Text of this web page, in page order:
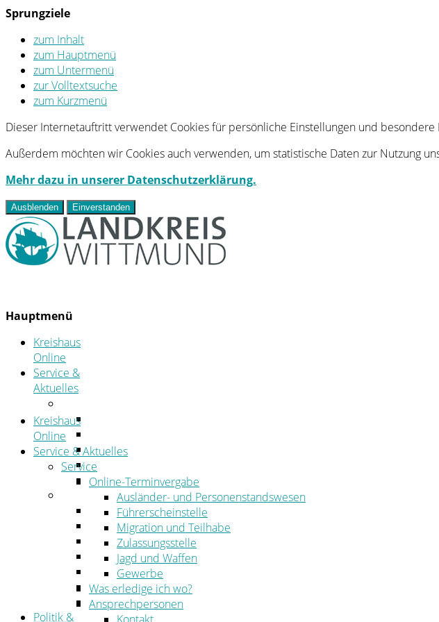
Sprungziele
zum Inhalt
zum Hauptmenü
zum Untermenü
zur Volltextsuche
zum Kurzmenü
Dieser Internetauftritt verwendet Cookies für persönliche Einstellungen und besondere
Außerdem möchten wir Cookies auch verwenden, um statistische Daten zur Nutzung
Mehr dazu in unserer Datenschutzerklärung.
Ausblenden Einverstanden
Hauptmenü
Kreishaus
Online
Service &
Aktuelles
Ansprechpersonen
Formulare
Öffnungszeiten
Aktuelles
Stellenangebote
Azubiportal
Pressemitteilungen
Bekanntmachungen & öffentliche Zustellungen
Kehrbezirksausschreibungen
Amtsblatt
Öffentliche Ausschreibungen
Politik &
Kreishaus
Online
Service & Aktuelles
Service
Online-Terminvergabe
Ausländer- und Personenstandswesen
Führerscheinstelle
Migration und Teilhabe
Zulassungsstelle
Jagd und Waffen
Gewerbe
Was erledige ich wo?
Ansprechpersonen